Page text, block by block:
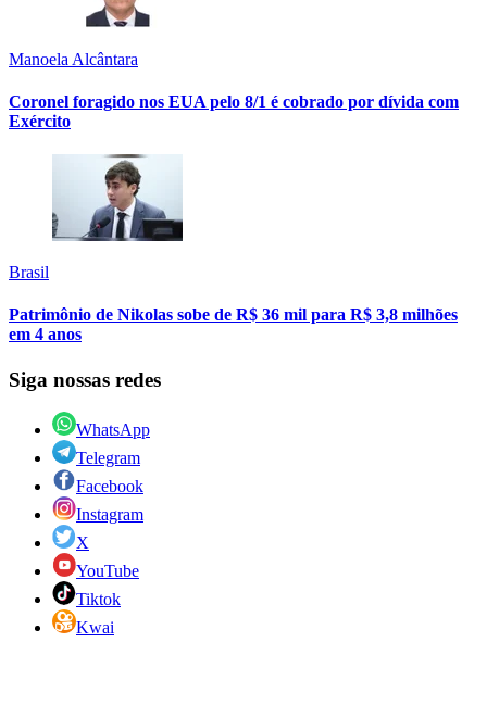
Manoela Alcântara
Coronel foragido nos EUA pelo 8/1 é cobrado por dívida com
Exército
Brasil
Patrimônio de Nikolas sobe de R$ 36 mil para R$ 3,8 milhões
em 4 anos
Siga nossas redes
WhatsApp
Telegram
Facebook
Instagram
X
YouTube
Tiktok
Kwai